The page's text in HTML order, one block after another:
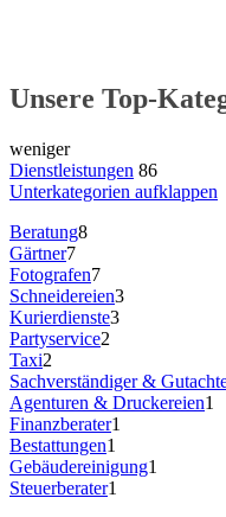
Unsere Top-
weniger
Dienstleistungen 86
Unterkategorien aufklappen
Beratung8
Gärtner7
Fotografen7
Schneidereien3
Kurierdienste3
Partyservice2
Taxi2
Sachverständiger &
Agenturen & Druckereien1
Finanzberater1
Bestattungen1
Gebäudereinigung1
Steuerberater1